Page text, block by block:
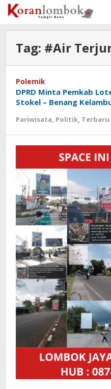
Lewati
ke
konten
Tag: #Air
Polemik
DPRD Minta Pemkab
Stokel – Benang
Pariwisata, Politik, Terbaru